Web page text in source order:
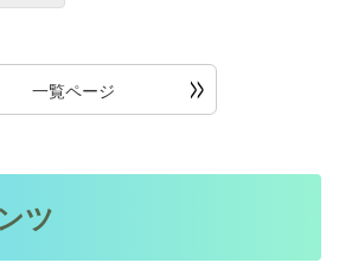
一覧ページ
ツ